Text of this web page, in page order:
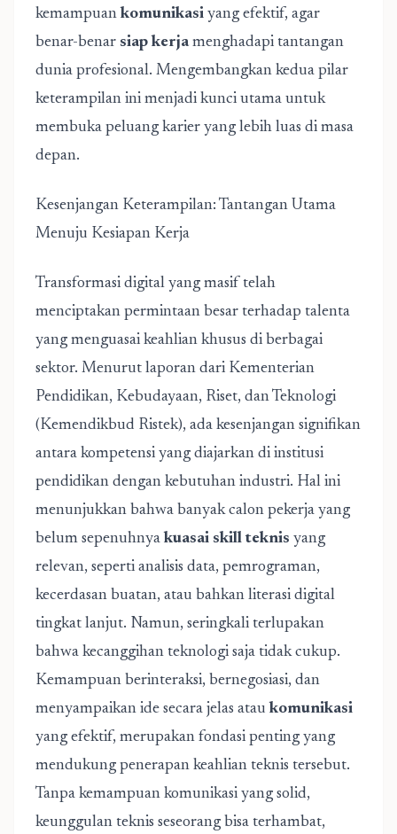
kemampuan komunikasi yang efektif, agar
benar-benar siap kerjamenghadapi tantangan
dunia profesional. Mengembangkan kedua pilar
keterampilan ini menjadi kunci utama untuk
membuka peluang karier yang lebih luas di masa
depan.
Kesenjangan Keterampilan: Tantangan Utama
Menuju Kesiapan Kerja
Transformasi digital yang masif telah
menciptakan permintaan besar terhadap talenta
yang menguasai keahlian khusus di berbagai
sektor. Menurut laporan dari Kementerian
Pendidikan, Kebudayaan, Riset, dan Teknologi
(Kemendikbud Ristek), ada kesenjangan signifikan
antara kompetensi yang diajarkan di institusi
pendidikan dengan kebutuhan industri. Hal ini
menunjukkan bahwa banyak calon pekerja yang
belum sepenuhnya kuasai skill teknis yang
relevan, seperti analisis data, pemrograman,
kecerdasan buatan, atau bahkan literasi digital
tingkat lanjut. Namun, seringkali terlupakan
bahwa kecanggihan teknologi saja tidak cukup.
Kemampuan berinteraksi, bernegosiasi, dan
menyampaikan ide secara jelas atau komunikasi
yang efektif, merupakan fondasi penting yang
mendukung penerapan keahlian teknis tersebut.
Tanpa kemampuan komunikasi yang solid,
keunggulan teknis seseorang bisa terhambat,